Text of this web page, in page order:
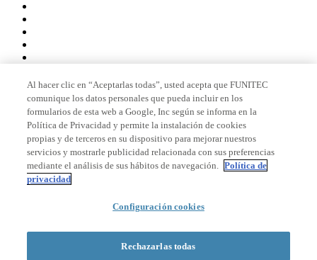
Miembro de
Acreditaciones
© 2026 La Salle Campus Barcelona - URL |
Formulario de búsqueda
Al hacer clic en “Aceptarlas todas”, usted acepta que FUNITEC
comunique los datos personales que pueda incluir en los
formularios de esta web a Google, Inc según se informa en la
Política de Privacidad y permite la instalación de cookies
propias y de terceros en su dispositivo para mejorar nuestros
servicios y mostrarle publicidad relacionada con sus preferencias
mediante el análisis de sus hábitos de navegación. Política de
privacidad
Configuración cookies
Rechazarlas todas